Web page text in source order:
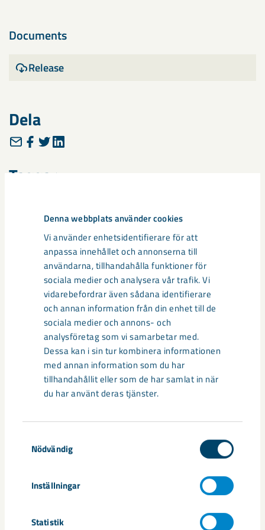
Denna webbplats använder cookies
Vi använder enhetsidentifierare för att
anpassa innehållet och annonserna till
användarna, tillhandahålla funktioner för
sociala medier och analysera vår trafik. Vi
vidarebefordrar även sådana identifierare
och annan information från din enhet till de
sociala medier och annons- och
analysföretag som vi samarbetar med.
Dessa kan i sin tur kombinera informationen
med annan information som du har
tillhandahållit eller som de har samlat in när
du har använt deras tjänster.
Nödvändig
Inställningar
Statistik
Documents
Release
Dela
Taggar
Relaterat innehåll
Sibirien-området i gamla Kiruna
centrum avvecklas under 2026